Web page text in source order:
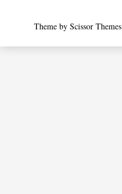
Theme by Scissor Themes